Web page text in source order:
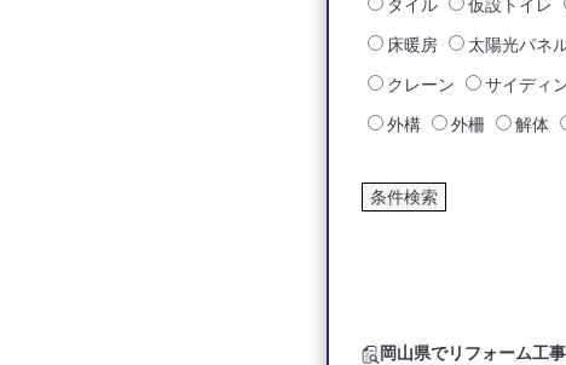
床暖房
太陽光パネ
クレーン
サイディ
外構
外柵 解体
岡山県でリフォーム工